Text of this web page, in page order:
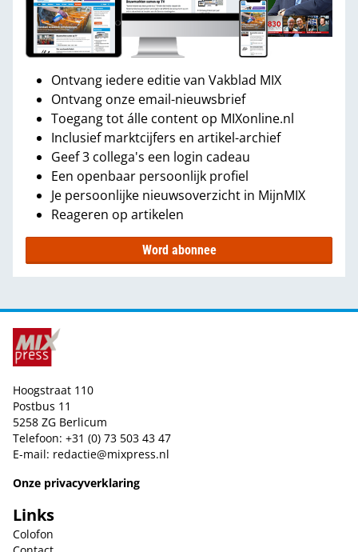
Ontvang iedere editie van Vakblad MIX
Ontvang onze email-nieuwsbrief
Toegang tot álle content op MIXonline.nl
Inclusief marktcijfers en artikel-archief
Geef 3 collega's een login cadeau
Een openbaar persoonlijk profiel
Je persoonlijke nieuwsoverzicht in MijnMIX
Reageren op artikelen
Word abonnee
Hoogstraat 110
Postbus 11
5258 ZG Berlicum
Telefoon: +31 (0) 73 503 43 47
E-mail: redactie@mixpress.nl
Onze privacyverklaring
Links
Colofon